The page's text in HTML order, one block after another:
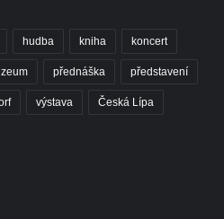
hudba kniha koncert
přednáška představení
výstava Česká Lípa